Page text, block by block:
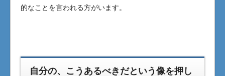
的なことを言われる方がいます。
自分の、こうあるべきだという像を押し